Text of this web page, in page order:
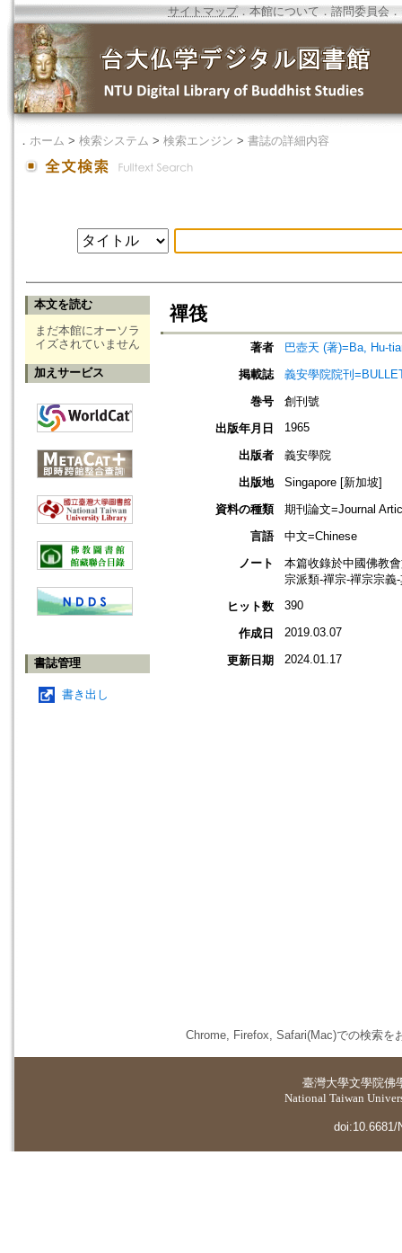
サイトマップ．本館について ． 諮問委員会 ．
． ホーム > 検索システム > 検索エンジン > 書誌の詳細内容
本文を読む
まだ本館にオーソラ
イズされていません
加えサービス
書誌管理
書き出し
禪筏
著者
巴壺天 (著)=Ba, Hu-
掲載誌
義安學院院刊
巻号
創刊號
出版年月日
1965
出版者
義安學院
出版地
Singapore [新加坡]
資料の種類
期刊論文=Journal
言語
中文=Chinese
ノート
本篇收錄於中國佛教
宗派類-禪宗-禪宗宗義
ヒット数
390
作成日 2019.03.07
更新日期 2024.01.17
Chrome, Firefox, Safari(Mac)での検索を
臺灣大學文學院佛
National Taiwan
doi:10.6681/